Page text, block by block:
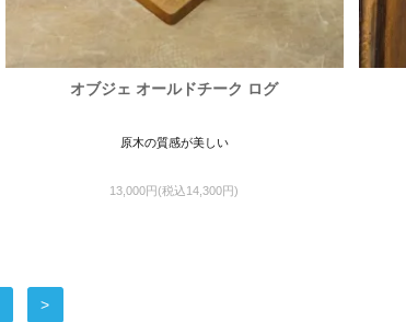
オブジェ オールドチーク ログ
原木の質感が美しい
13,000円(税込14,300円)
>